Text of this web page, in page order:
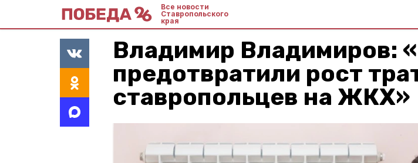
Все новости
Ставропольского
края
Владимир Владимиров:
предотвратили рост
ставропольцев на ЖКХ»